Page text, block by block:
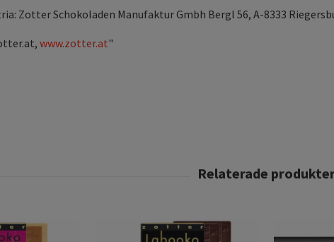
Zotter Schokoladen Manufaktur Gmbh Bergl 56, A-8333
, www.zotter.at"